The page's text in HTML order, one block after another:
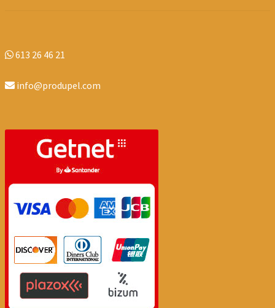
613 26 46 21
info@produpel.com